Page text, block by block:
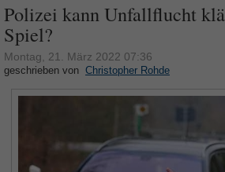
Polizei kann Unfallflucht
Spiel?
Montag, 21. März 2022 07:36
geschrieben von Christopher Rohde